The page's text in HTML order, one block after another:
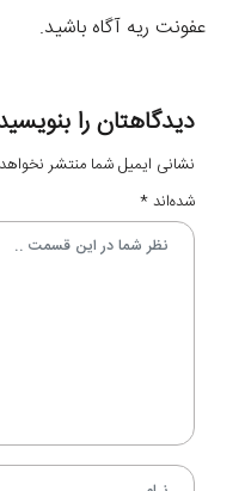
عفونت ریه آگاه باشید.
دیدگاهتان را
نشانی ایمیل شما منتشر
شده‌اند*